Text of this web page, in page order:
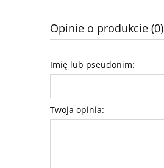
Opinie o produkcie (0)
Imię lub pseudonim:
Twoja opinia: